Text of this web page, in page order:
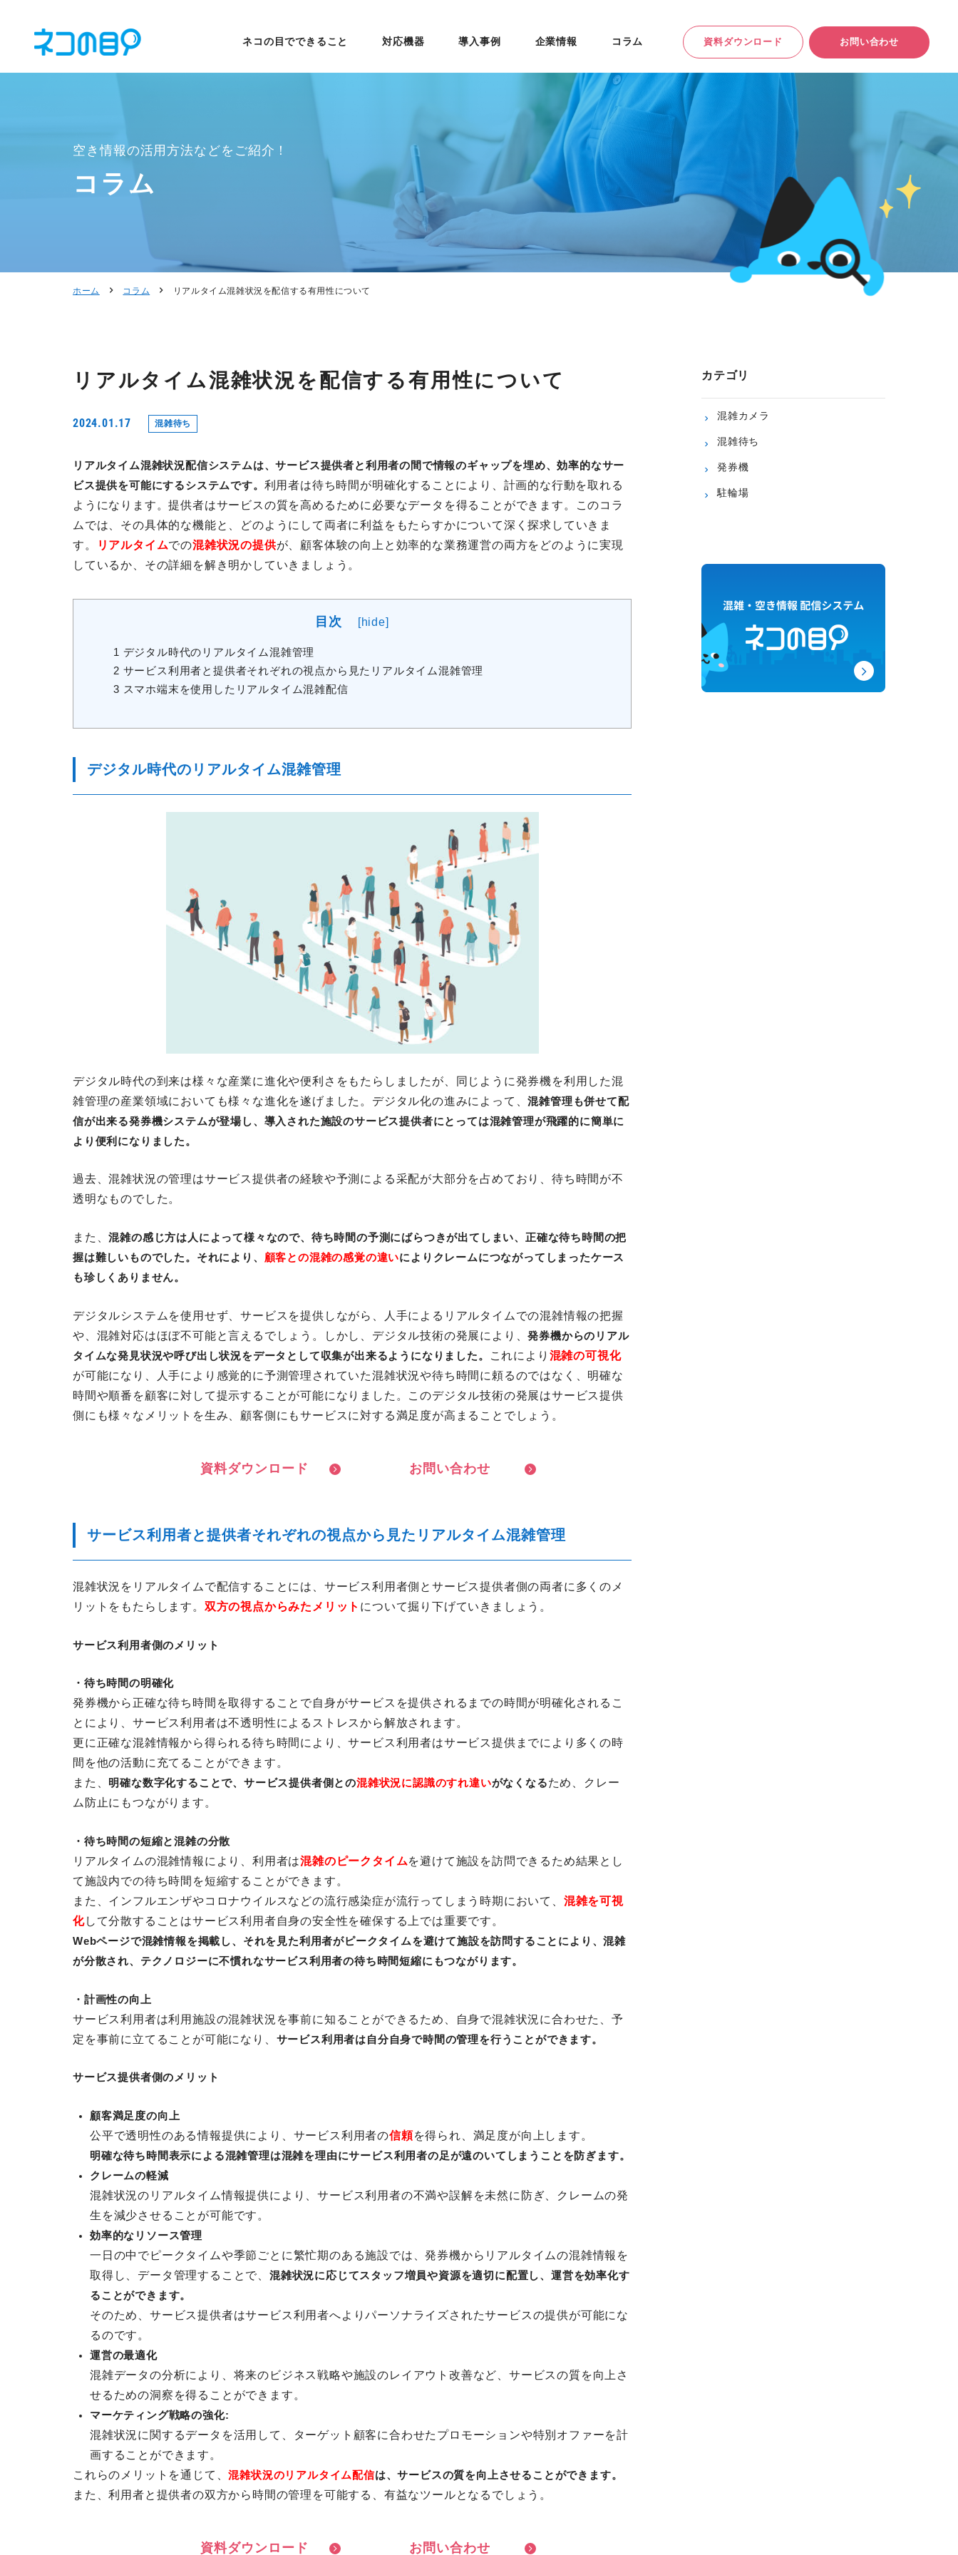
ネコの目でできること 対応機器 導入事例 企業情報 コラム 資料ダウ ンロ ー ド お 問 い合わせ
空き情報の活用方法などをご紹介！
コラム
ホーム コラム リアルタイム混雑状況を配信する有用性について
リアルタイム混雑状況を配信する有用性について
2024.01.17 混雑待ち
リアルタイム混雑状況配信システムは、サービス提供者と利用者の間で情報のギャップを埋め、効率的なサー
ビス提供を可能にするシステムです。 利用者は待ち時間が明確化することにより、計画的な行動を取れる
ようになります。提供者はサービスの質を高めるために必要なデータを得ることができます。このコラ
ムでは、その具体的な機能と、どのようにして両者に利益をもたらすかについて深く探求していきま
す。
リアルタイムでの混雑状況の提供が、顧客体験の向上と効率的な業務運営の両方をどのように実現
しているか、その詳細を解き明かしていきましょう。
目次 hide
1 デジタル時代のリアルタイム混雑管理
2 サービス利用者と提供者それぞれの視点から見たリアルタイム混雑管理
3 スマホ端末を使用したリアルタイム混雑配信
デジタル時代のリアルタイム混雑管理
デジタル時代の到来は様々な産業に進化や便利さをもたらしましたが、同じように発券機を利用した混
雑管理の産業領域においても様々な進化を遂げました。デジタル化の進みによって、混雑管理も併せて配
信が出来る発券機システムが登場し、導入された施設のサービス提供者にとっては混雑管理が飛躍的に簡単に
より便利になりました。
過去、混雑状況の管理はサービス提供者の経験や予測による采配が大部分を占めており、待ち時間が不
透明なものでした。
また、混雑の感じ方は人によって様々なので、待ち時間の予測にばらつきが出てしまい、正確な待ち時間の把
握は難しいものでした。それにより、 顧客との混雑の感覚の違いによりクレームにつながってしまったケース
も珍しくありません。
デジタルシステムを使用せず、サービスを提供しながら、人手によるリアルタイムでの混雑情報の把握
や、混雑対応はほぼ不可能と言えるでしょう。しかし、デジタル技術の発展により、発券機からのリアル
タイムな発見状況や呼び出し状況をデータとして収集が出来るようになりました。
これにより 混雑の可視化
が可能になり、人手により感覚的に予測管理されていた混雑状況や待ち時間に頼るのではなく、明確な
時間や順番を顧客に対して提示することが可能になりました。このデジタル技術の発展はサービス提供
側にも様々なメリットを生み、顧客側にもサービスに対する満足度が高まることでしょう。
資料ダウ ン ロ ー ド お 問 い合わせ
サービス利用者と提供者それぞれの視点から見たリアルタイム混雑管理
混雑状況をリアルタイムで配信することには、サービス利用者側とサービス提供者側の両者に多くのメ
リットをもたらします。 双方の視点からみたメリット について掘り下げていきましょう。
サービス利用者側のメリット
・待ち時間の明確化
発券機から正確な待ち時間を取得することで自身がサービスを提供されるまでの時間が明確化されるこ
とにより、サービス利用者は不透明性によるストレスから解放されます。
更に正確な混雑情報から得られる待ち時間により、サービス利用者はサービス提供までにより多くの時
間を他の活動に充てることができます。
また、 明確な数字化することで、サービス提供者側との混雑状況に認識のすれ違いがなくなるため、クレー
ム防止にもつながります。
・待ち時間の短縮と混雑の分散
リアルタイムの混雑情報により、利用者は混雑のピークタイムを避けて施設を訪問できるため結果とし
て施設内での待ち時間を短縮することができます。
また、インフルエンザやコロナウイルスなどの流行感染症が流行ってしまう時期において、 混雑を可視
化して分散することはサービス利用者自身の安全性を確保する上では重要です。
Webページで混雑情報を掲載し、それを見た利用者がピークタイムを避けて施設を訪問することにより、混雑
が分散され、テクノロジーに不慣れなサービス利用者の待ち時間短縮にもつながります。
・計画性の向上
サービス利用者は利用施設の混雑状況を事前に知ることができるため、自身で混雑状況に合わせた、予
定を事前に立てることが可能になり、 サービス利用者は自分自身で時間の管理を行うことができます。
サービス提供者側のメリット
顧客満足度の向上
公平で透明性のある情報提供により、サービス利用者の信頼 を得られ、満足度が向上します。
明確な待ち時間表示による混雑管理は混雑を理由にサービス利用者の足が遠のいてしまうことを防ぎます。
クレームの軽減
混雑状況のリアルタイム情報提供により、サービス利用者の不満や誤解を未然に防ぎ、クレームの発
生を減少させることが可能です。
効率的なリソース管理
一日の中でピークタイムや季節ごとに繁忙期のある施設では、発券機からリアルタイムの混雑情報を
取得し、データ管理することで、 混雑状況に応じてスタッフ増員や資源を適切に配置し、運営を効率化す
ることができます。
そのため、サービス提供者はサービス利用者へよりパーソナライズされたサービスの提供が可能にな
るのです。
運営の最適化
混雑データの分析により、将来のビジネス戦略や施設のレイアウト改善など、サービスの質を向上さ
せるための洞察を得ることができます。
マーケティング戦略の強化:
混雑状況に関するデータを活用して、ターゲット顧客に合わせたプロモーションや特別オファーを計
画することができます。
これらのメリットを通じて、混雑状況のリアルタイム配信は、サービスの質を向上させることができます。
また、利用者と提供者の双方から時間の管理を可能する、有益なツールとなるでしょう。
資料ダウ ン ロ ー ド お 問 い合わせ
カテゴリ
混雑カメラ
混雑待ち
発券機
駐輪場